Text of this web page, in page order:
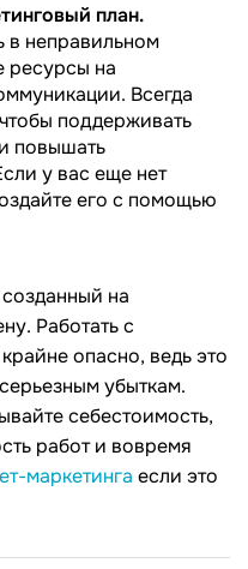
план.
в неправильном
ресурсы на
Всегда
поддерживать
повышать
у вас еще нет
его с помощью
на
Работать с
опасно, ведь это
убыткам.
себестоимость,
работ и вовремя
маркетинга если это